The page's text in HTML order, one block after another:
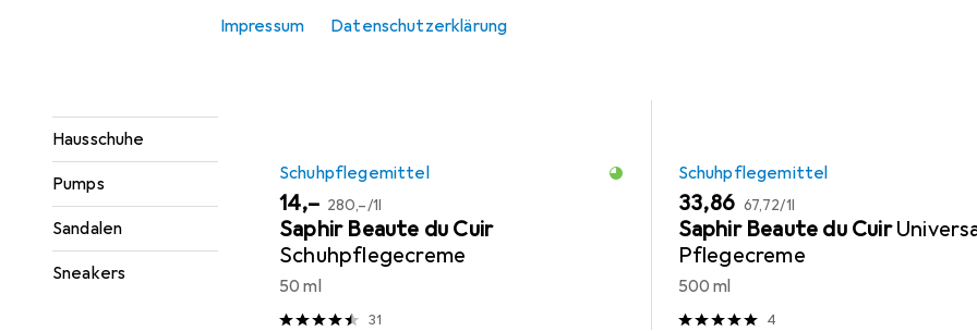
Impressum Datenschutzerklärung
Hausschuhe
Pumps
Sandalen
Sneakers
Produktliste
Schuhpflegemittel
EUR
14,– EUR
280,–/1l
Saphir Beaute du Cuir
Schuhpflegecreme
50 ml
31
Schuhpflegemittel
EUR
33,86 EUR
67,72/1l
Saphir Beaute du Cuir
Pflegecreme
500 ml
4